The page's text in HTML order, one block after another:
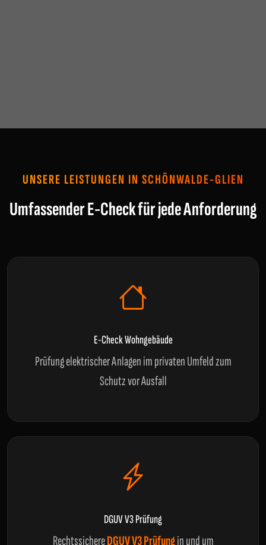
UNSERE LEISTUNGEN IN SCHÖNWALDE-GLIEN
Umfassender E-Check für jede Anforderung
E-Check Wohngebäude
Prüfung elektrischer Anlagen im privaten Umfeld zum
Schutz vor Ausfall
DGUV V3 Prüfung
RechtssichereDGUV V3 Prüfungin und um